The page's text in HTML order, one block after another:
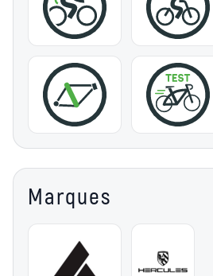
Marques